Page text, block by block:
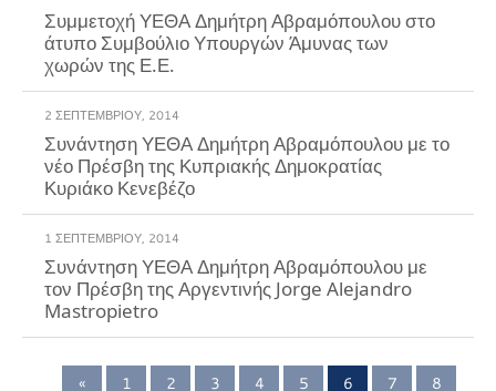
Συμμετοχή ΥΕΘΑ Δημήτρη Αβραμόπουλου στο
άτυπο Συμβούλιο Υπουργών Άμυνας των
χωρών της Ε.Ε.
2 ΣΕΠΤΕΜΒΡΊΟΥ, 2014
Συνάντηση ΥΕΘΑ Δημήτρη Αβραμόπουλου με το
νέο Πρέσβη της Κυπριακής Δημοκρατίας
Κυριάκο Κενεβέζο
1 ΣΕΠΤΕΜΒΡΊΟΥ, 2014
Συνάντηση ΥΕΘΑ Δημήτρη Αβραμόπουλου με
τον Πρέσβη της Αργεντινής Jorge Alejandro
Mastropietro
« 1 2 3 4 5 6 7 8